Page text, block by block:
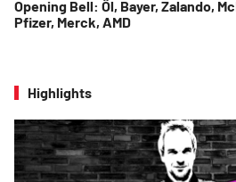
Opening Bell: Öl, Bayer, Zalando,
Pfizer, Merck, AMD
Highlights